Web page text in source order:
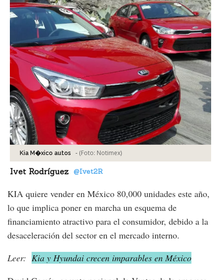
Kia M�xico autos - (Foto: Notimex)
Ivet Rodríguez @Ivet2R
KIA quiere vender en México 80,000 unidades este año,
lo que implica poner en marcha un esquema de
financiamiento atractivo para el consumidor, debido a la
desaceleración del sector en el mercado interno.
Leer: Kia y Hyundai crecen imparables en México